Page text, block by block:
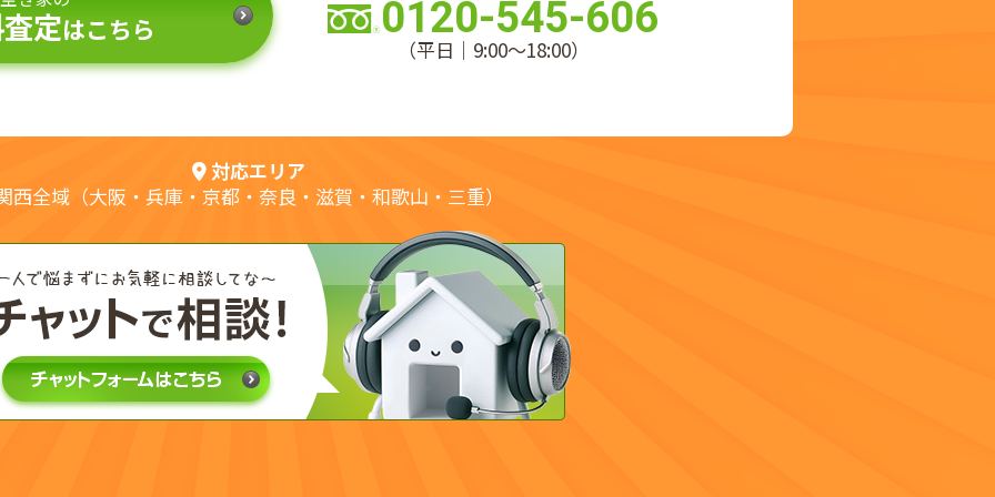
定はこちら 0120-545-606
（平日｜9:00～18:00）
対応エリア
西全域（大阪・兵庫・京都・奈良・滋賀・和歌山・三重）